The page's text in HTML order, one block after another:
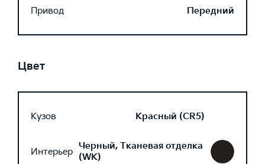
Привод
Передний
Цвет
Кузов Красный (CR5)
Интерьер Черный, Тканевая отделка
(WK)